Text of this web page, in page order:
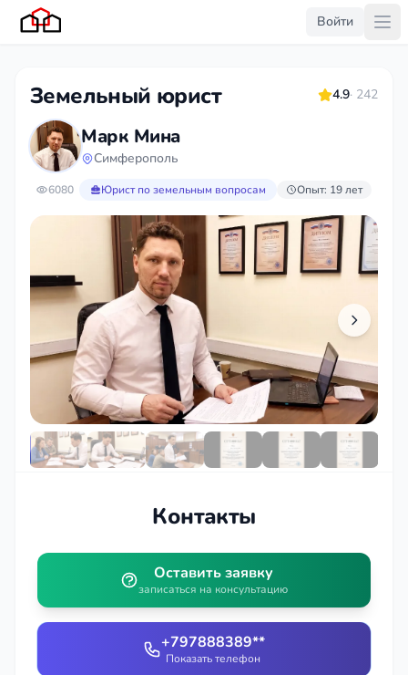
Войти
Земельный юрист 4.9· 242
Марк Мина
Симферополь
6080 Юрист по земельным вопросам Опыт: 19 лет
Контакты
Оставить заявку
записаться на консультацию
+797888389**
Показать телефон